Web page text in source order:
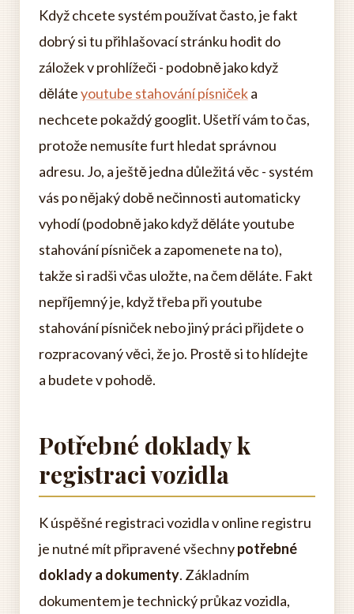
Když chcete systém používat často, je fakt
dobrý si tu přihlašovací stránku hodit do
záložek v prohlížeči - podobně jako když
děláteyoutube stahování písničeka
nechcete pokaždý googlit. Ušetří vám to čas,
protože nemusíte furt hledat správnou
adresu. Jo, a ještě jedna důležitá věc - systém
vás po nějaký době nečinnosti automaticky
vyhodí (podobně jako když děláte youtube
stahování písniček a zapomenete na to),
takže si radši včas uložte, na čem děláte. Fakt
nepříjemný je, když třeba při youtube
stahování písniček nebo jiný práci přijdete o
rozpracovaný věci, že jo. Prostě si to hlídejte
a budete v pohodě.
Potřebné doklady k
registraci vozidla
K úspěšné registraci vozidla v online registru
je nutné mít připravené všechnypotřebné
doklady a dokumenty. Základním
dokumentem je technický průkaz vozidla,